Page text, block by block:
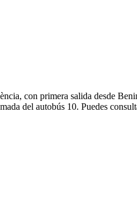
con primera salida desde
del autobús 10. Puedes